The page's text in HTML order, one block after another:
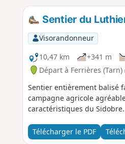
Sentier du
Visorandonneur
10,47 km
+341 m
Départ à Ferrières (Tarn)
Sentier entièrement balisé
campagne agricole
caractéristiques du
Télécharger le PDF